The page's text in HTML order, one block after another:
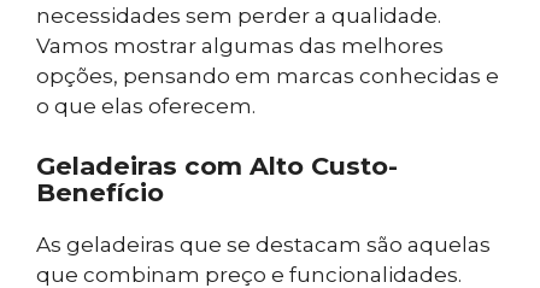
necessidades sem perder a qualidade.
Vamos mostrar algumas das melhores
opções, pensando em marcas conhecidas e
o que elas oferecem.
Geladeiras com Alto Custo-
Benefício
As geladeiras que se destacam são aquelas
que combinam preço e funcionalidades.